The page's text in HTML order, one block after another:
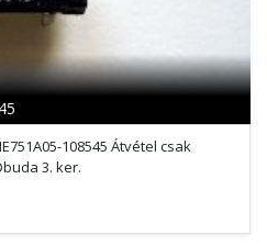
108545 Átvétel csak
3. ker.